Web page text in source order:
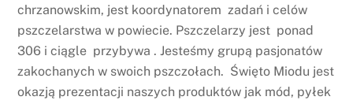
chrzanowskim, jest koordynatorem zadań i celów
pszczelarstwa w powiecie. Pszczelarzy jest ponad
306 i ciągle przybywa . Jesteśmy grupą pasjonatów
zakochanych w swoich pszczołach. Święto Miodu jest
okazją prezentacji naszych produktów jak mód, pyłek